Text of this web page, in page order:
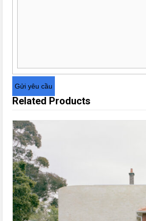
Related Products